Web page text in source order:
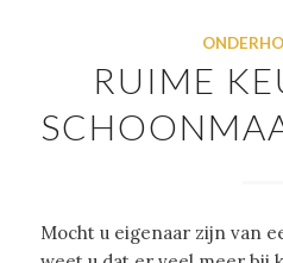
RUIME
Mocht u eigenaar zijn van